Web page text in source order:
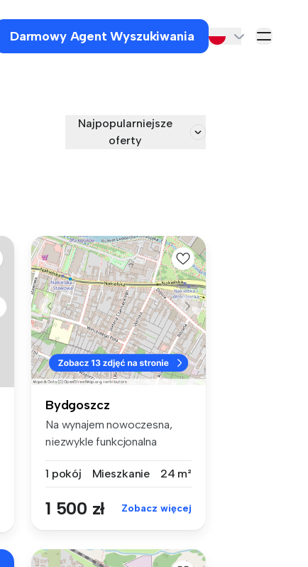
Darmowy Agent Wyszukiwania
Najpopularniejsze
oferty
Bydgoszcz
Na wynajem nowoczesna,
niezwykle funkcjonalna
1 pokój
Mieszkanie 24 m²
1 500 zł Zobacz więcej